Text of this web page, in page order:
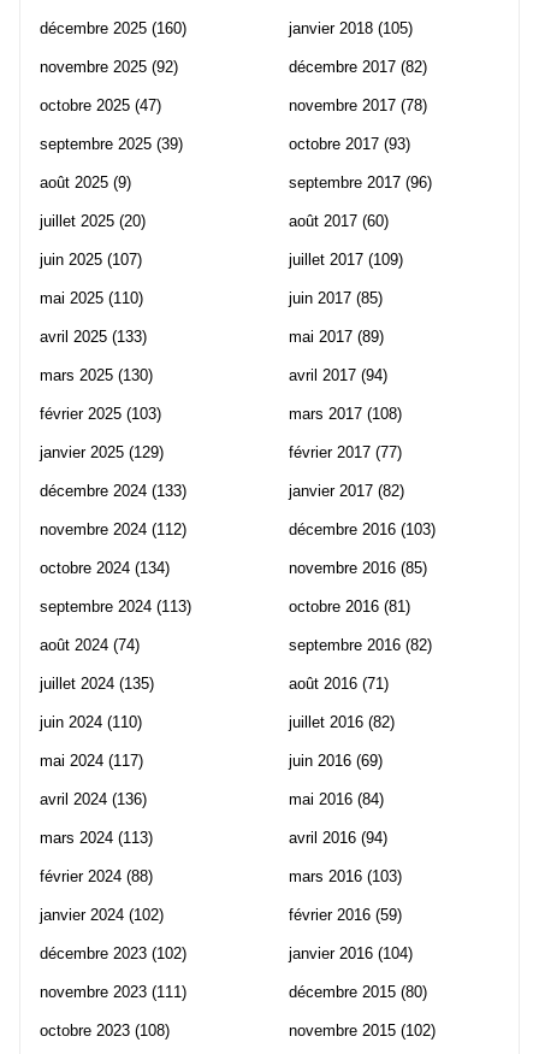
décembre 2025 (160)
novembre 2025 (92)
octobre 2025 (47)
septembre 2025 (39)
août 2025 (9)
juillet 2025 (20)
juin 2025 (107)
mai 2025 (110)
avril 2025 (133)
mars 2025 (130)
février 2025 (103)
janvier 2025 (129)
décembre 2024 (133)
novembre 2024 (112)
octobre 2024 (134)
septembre 2024 (113)
août 2024 (74)
juillet 2024 (135)
juin 2024 (110)
mai 2024 (117)
avril 2024 (136)
mars 2024 (113)
février 2024 (88)
janvier 2024 (102)
décembre 2023 (102)
novembre 2023 (111)
octobre 2023 (108)
janvier 2018 (105)
décembre 2017 (82)
novembre 2017 (78)
octobre 2017 (93)
septembre 2017 (96)
août 2017 (60)
juillet 2017 (109)
juin 2017 (85)
mai 2017 (89)
avril 2017 (94)
mars 2017 (108)
février 2017 (77)
janvier 2017 (82)
décembre 2016 (103)
novembre 2016 (85)
octobre 2016 (81)
septembre 2016 (82)
août 2016 (71)
juillet 2016 (82)
juin 2016 (69)
mai 2016 (84)
avril 2016 (94)
mars 2016 (103)
février 2016 (59)
janvier 2016 (104)
décembre 2015 (80)
novembre 2015 (102)